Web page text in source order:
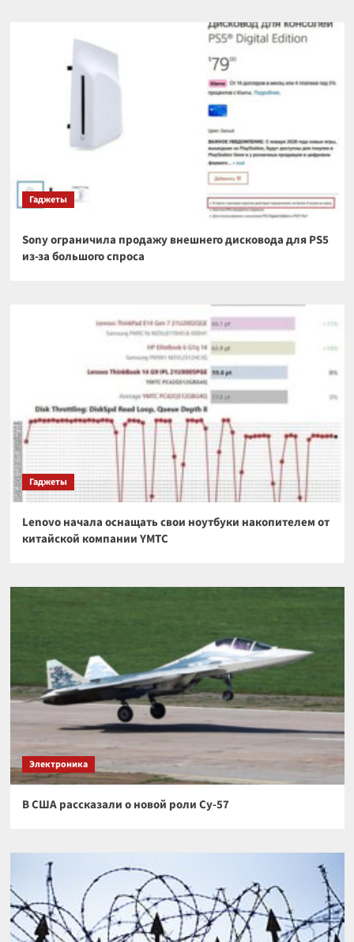
Гаджеты
Sony ограничила продажу внешнего дисковода для PS5
из-за большого спроса
Гаджеты
Lenovo начала оснащать свои ноутбуки накопителем от
китайской компании YMTC
Электроника
В США рассказали о новой роли Су-57